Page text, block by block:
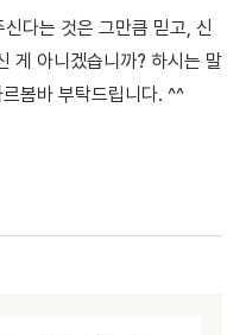
다는 것은 그만큼 믿고, 신
게 아니겠습니까? 하시는 말
봄바 부탁드립니다. ^^